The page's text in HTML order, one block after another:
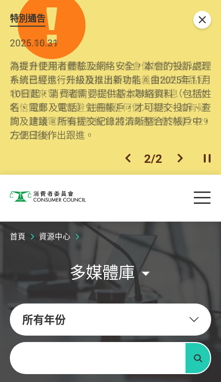
特別通告
2026.06.29
消委會提醒消費者及商戶，本會僅於官方網站發
布消費警示。如接獲以消委會名義發出的產品回
收相關來電、電郵、短訊或社交媒體訊息，切勿
輕信回應，更應避免透露任何個人資料。如有疑
問，請致電防騙易熱線18222或消委會熱線2929
2222查詢。
2025.10.31
為提升使用者體驗及網絡安全，本會的投訴處理
系統已經進行升級及推出新功能。由2025年11月
10日起，消費者需要提供基本聯絡資料（包括姓
名、電郵及電話）註冊帳戶，才可提交投訴、查
詢及建議。所有提交紀錄將清晰整合於帳戶中，
方便日後作出跟進。
上一個
2/2 下一個開
關閉
消費者委員會 目
首頁 資源中心
多媒體庫
所有年份
關鍵字
搜尋